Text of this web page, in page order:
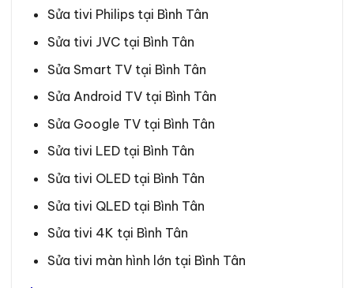
Sửa tivi Philips tại Bình Tân
Sửa tivi JVC tại Bình Tân
Sửa Smart TV tại Bình Tân
Sửa Android TV tại Bình Tân
Sửa Google TV tại Bình Tân
Sửa tivi LED tại Bình Tân
Sửa tivi OLED tại Bình Tân
Sửa tivi QLED tại Bình Tân
Sửa tivi 4K tại Bình Tân
Sửa tivi màn hình lớn tại Bình Tân